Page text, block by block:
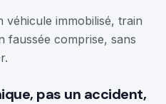
véhicule immobilisé, train
faussée comprise, sans
pas un accident,